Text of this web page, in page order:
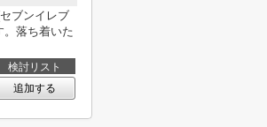
ブンイレブ
。落ち着いた
検討リスト
追加する